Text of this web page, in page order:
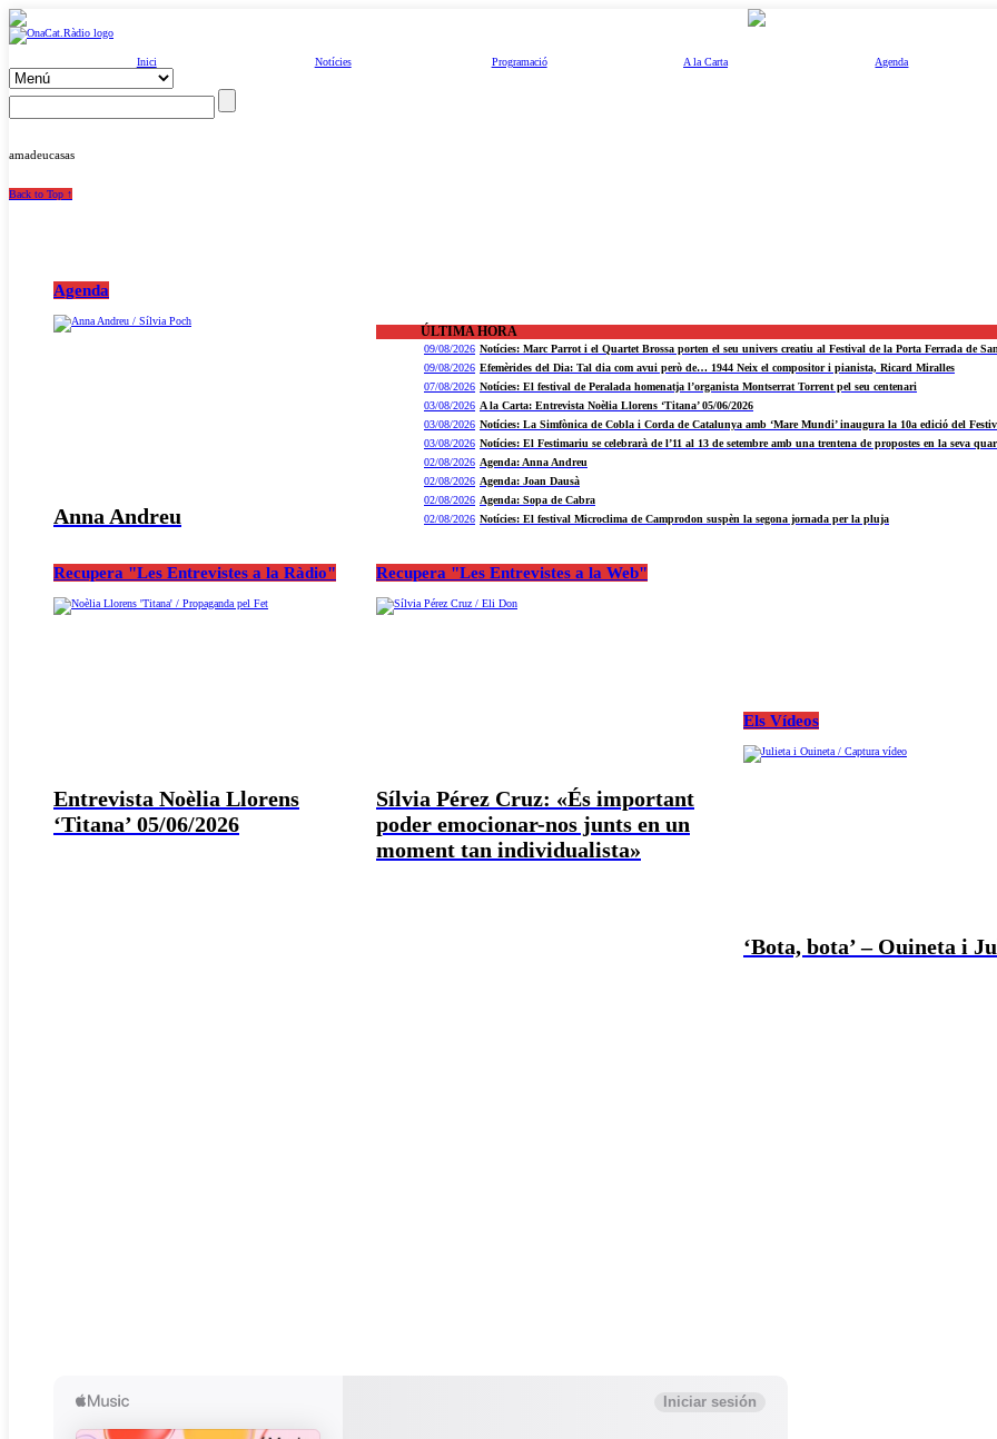
Inici Notícies Programació A la Carta Agenda
amadeucasas
Back to Top ↑
Agenda
Anna Andreu
ÚLTIMA HORA
09/08/2026 Notícies: Marc Parrot i el Quartet Brossa porten el seu univers creatiu al Festival de la Porta Ferrada de
09/08/2026 Efemèrides del Dia: Tal dia com avui però de… 1944 Neix el compositor i pianista, Ricard Miralles
07/08/2026 Notícies: El festival de Peralada homenatja l’organista Montserrat Torrent pel seu centenari
03/08/2026 A la Carta: Entrevista Noèlia Llorens ‘Titana’ 05/06/2026
03/08/2026 Notícies: La Simfònica de Cobla i Corda de Catalunya amb ‘Mare Mundi’ inaugura la 10a edició del
03/08/2026 Notícies: El Festimariu se celebrarà de l’11 al 13 de setembre amb una trentena de propostes en la seva
02/08/2026 Agenda: Anna Andreu
02/08/2026 Agenda: Joan Dausà
02/08/2026 Agenda: Sopa de Cabra
02/08/2026 Notícies: El festival Microclima de Camprodon suspèn la segona jornada per la pluja
Recupera "Les Entrevistes a la Ràdio"
Entrevista Noèlia Llorens
‘Titana’ 05/06/2026
Recupera "Les Entrevistes a la Web"
Sílvia Pérez Cruz: «És important
poder emocionar-nos junts en un
moment tan individualista»
Els Vídeos
‘Bota, bota’ – Ouineta i